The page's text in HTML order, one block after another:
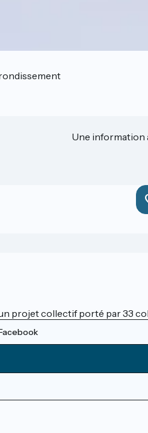
Une information
un projet collectif porté par 33